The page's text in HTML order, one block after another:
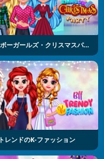
レインボーガールズ・クリスマスパーティー
トレンドのK-ファッション